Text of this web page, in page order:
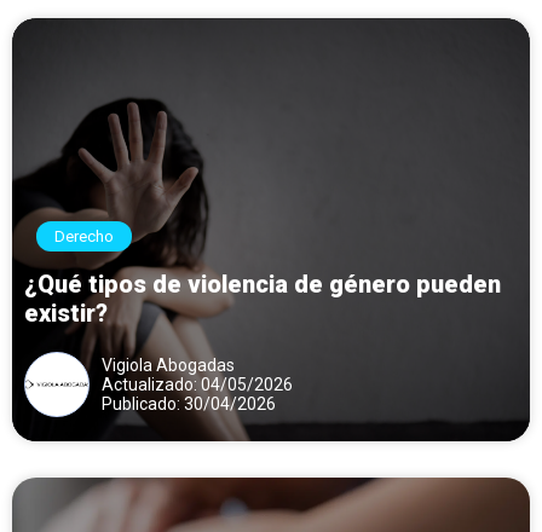
Derecho
¿Qué tipos de violencia de género pueden
existir?
Vigiola Abogadas
Actualizado: 04/05/2026
Publicado: 30/04/2026